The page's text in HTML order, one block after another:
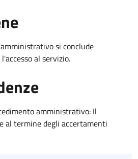
si conclude
al servizio.
amministrativo: Il
al termine degli accertamenti